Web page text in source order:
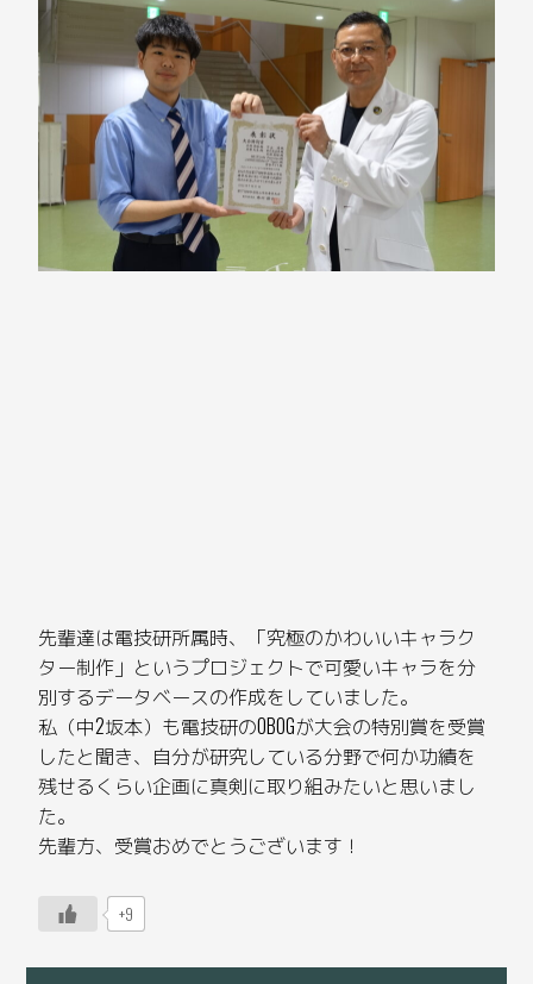
先輩達は電技研所属時、「究極のかわいいキャラク
ター制作」というプロジェクトで可愛いキャラを分
別するデータベースの作成をしていました。
私（中2坂本）も電技研のOBOGが大会の特別賞を受賞
したと聞き、自分が研究している分野で何か功績を
残せるくらい企画に真剣に取り組みたいと思いまし
た。
先輩方、受賞おめでとうございます！
+9